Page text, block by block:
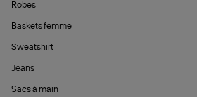
Robes
Baskets femme
Sweatshirt
Jeans
Sacs à main